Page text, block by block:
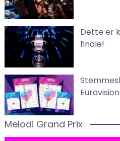
Dette er
finale!
Melodi Grand Prix